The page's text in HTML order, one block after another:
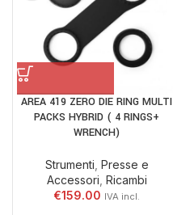
AREA 419 ZERO DIE RING MULTI
PACKS HYBRID ( 4 RINGS+
WRENCH)
Strumenti Presse e
Accessori Ricambi
€159.00